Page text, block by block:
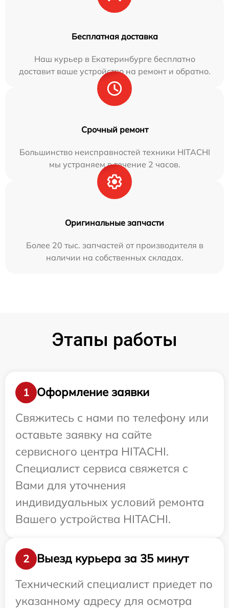
Бесплатная доставка
Наш курьер в Екатеринбурге бесплатно
доставит ваше устройство на ремонт и обратно.
Срочный ремонт
Большинство неисправностей техники HITACHI
мы устраняем в течение 2 часов.
Оригинальные запчасти
Более 20 тыс. запчастей от производителя в
наличии на собственных складах.
Этапы работы
1
Оформление заявки
Свяжитесь с нами по телефону или
оставьте заявку на сайте
сервисного центра HITACHI.
Специалист сервиса свяжется с
Вами для уточнения
индивидуальных условий ремонта
Вашего устройства HITACHI.
2
Выезд курьера за 35 минут
Технический специалист приедет по
указанному адресу для осмотра